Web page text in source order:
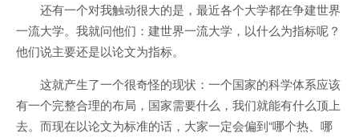
还有一个对我触动很大的是，最近各个大学都在争建世界
一流大学。我就问他们：建世界一流大学，以什么为指标呢？
他们说主要还是以论文为指标。
这就产生了一个很奇怪的现状：一个国家的科学体系应该
有一个完整合理的布局，国家需要什么，我们就能有什么顶上
去。而现在以论文为标准的话，大家一定会偏到“哪个热、哪